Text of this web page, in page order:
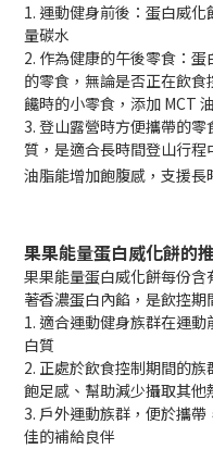
1. 運動健身前後：蛋白威
量碳水
2. 作為健康的午後零食：
的零食，無論是否正在飲
饞時的小零食，添加 MCT
3. 登山露營時方便攜帶的
質，是適合長時間登山行
油脂能增加飽腹感，支援長
果果能量蛋白威化餅的
果果能量蛋白威化餅每份
著香濃蛋白內餡，是飲控
1. 適合運動健身族群在運
白質
2. 正處於飲食控制期間的
飽足感、幫助減少攝取其他
3. 戶外運動族群，便於攜
佳的補給良伴